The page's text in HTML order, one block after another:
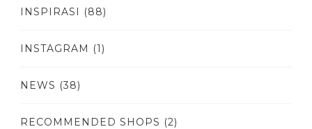
INSPIRASI (88)
INSTAGRAM (1)
NEWS (38)
RECOMMENDED SHOPS (2)